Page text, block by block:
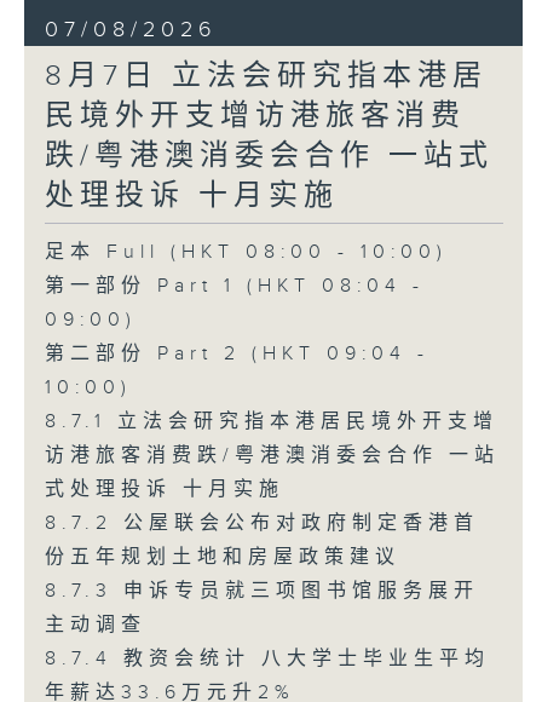
07/08/2026
8月7日 立法会研究指本港居
民境外开支增访港旅客消费
跌/粤港澳消委会合作 一站式
处理投诉 十月实施
足本 Full (HKT 08:00 - 10:00)
第一部份 Part 1 (HKT 08:04 -
09:00)
第二部份 Part 2 (HKT 09:04 -
10:00)
8.7.1 立法会研究指本港居民境外开支增
访港旅客消费跌/粤港澳消委会合作 一站
式处理投诉 十月实施
8.7.2 公屋联会公布对政府制定香港首
份五年规划土地和房屋政策建议
8.7.3 申诉专员就三项图书馆服务展开
主动调查
8.7.4 教资会统计 八大学士毕业生平均
年薪达33.6万元升2%